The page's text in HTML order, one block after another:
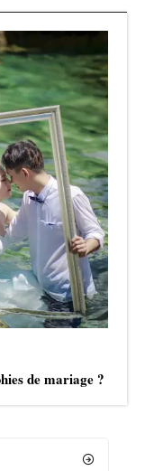
de mariage ?